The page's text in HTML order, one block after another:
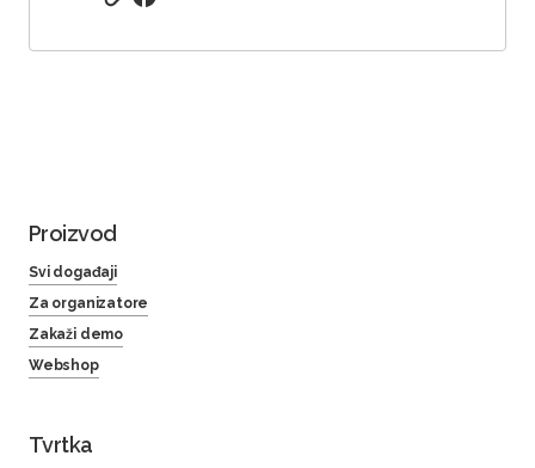
Proizvod
Svi događaji
Za organizatore
Zakaži demo
Webshop
Tvrtka